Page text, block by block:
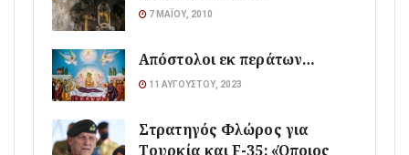
7 ΜΑΪ́ΟΥ, 2010
Απόστολοι εκ περάτων…
11 ΑΥΓΟΎΣΤΟΥ, 2023
Στρατηγός Φλώρος για
Τουρκία και F-35: «Όποιος